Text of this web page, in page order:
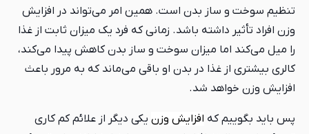
تنظیم سوخت و ساز بدن است. همین امر می‌تواند در افزایش
وزن افراد تأثیر داشته باشد. زمانی که فرد یک میزان ثابت از غذا
را میل می‌کند اما میزان سوخت و ساز بدن کاهش پیدا می‌کند،
کالری بیشتری از غذا در بدن او باقی می‌ماند که به مرور باعث
افزایش وزن خواهد شد.
پس باید بگوییم که افزایش وزن یکی دیگر از علائم کم کاری